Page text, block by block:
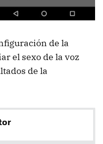
de la
el sexo de la voz
de la